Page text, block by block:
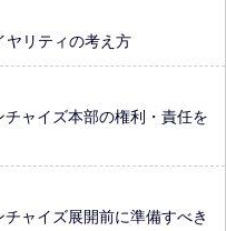
ヤリティの考え方
チャイズ本部の権利・責任を
ャイズ展開前に準備すべき